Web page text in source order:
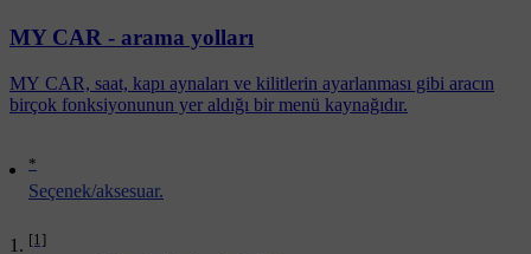
*
Seçenek/aksesuar.
[1]
MY CAR - arama yolları
MY CAR, saat, kapı aynaları ve kilitlerin ayarlanması gibi aracın
birçok fonksiyonunun yer aldığı bir menü kaynağıdır.